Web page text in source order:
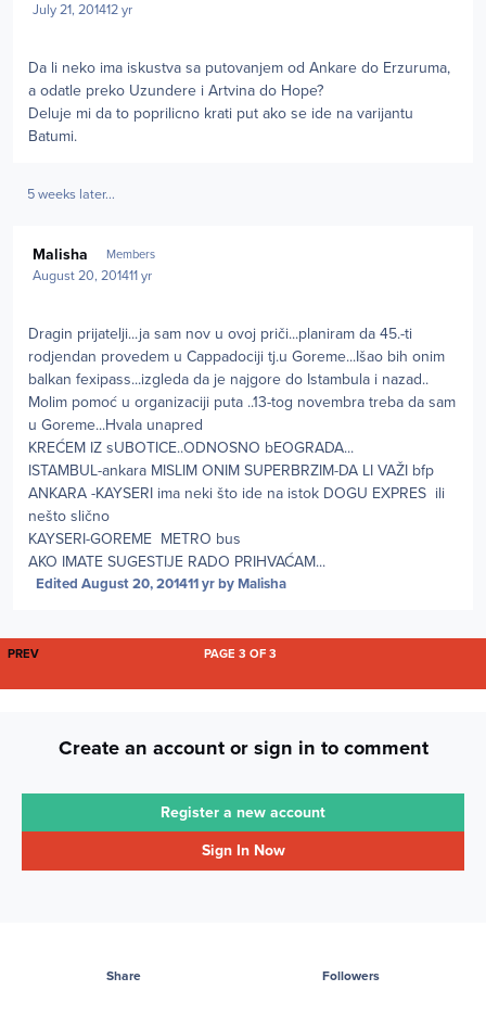
July 21, 201412 yr
Da li neko ima iskustva sa putovanjem od Ankare do Erzuruma,
a odatle preko Uzundere i Artvina do Hope?
Deluje mi da to poprilicno krati put ako se ide na varijantu
Batumi.
5 weeks later...
Malisha Members
August 20, 201411 yr
Dragin prijatelji...ja sam nov u ovoj priči...planiram da 45.-ti
rodjendan provedem u Cappadociji tj.u Goreme...Išao bih onim
balkan fexipass...izgleda da je najgore do Istambula i nazad..
Molim pomoć u organizaciji puta ..13-tog novembra treba da sam
u Goreme...Hvala unapred
KREĆEM IZ sUBOTICE..ODNOSNO bEOGRADA...
ISTAMBUL-ankara MISLIM ONIM SUPERBRZIM-DA LI VAŽI bfp
ANKARA -KAYSERI ima neki što ide na istok DOGU EXPRES ili
nešto slično
KAYSERI-GOREME METRO bus
AKO IMATE SUGESTIJE RADO PRIHVAĆAM...
Edited August 20, 201411 yrby Malisha
FIRST PAGE
PREV PAGE 3 OF 3
Create an account or sign in to comment
Register a new account
Sign In Now
Share Followers